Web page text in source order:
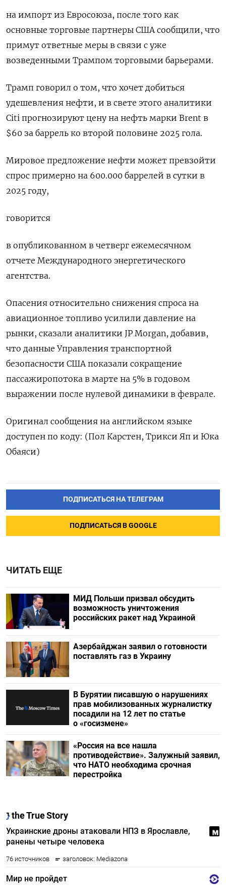
на импорт из Евросоюза, после того как
основные торговые партнеры США сообщили, что
примут ответные меры в связи с уже
возведенными Трампом торговыми барьерами.
Трамп говорил о том, что хочет добиться
удешевления нефти, и в свете этого аналитики
Citi прогнозируют цену на нефть марки Brent в
$60 за баррель ко второй половине 2025 гола.
Мировое предложение нефти может превзойти
спрос примерно на 600.000 баррелей в сутки в
2025 году,
говорится
в опубликованном в четверг ежемесячном
отчете Международного энергетического
агентства.
Опасения относительно снижения спроса на
авиационное топливо усилили давление на
рынки, сказали аналитики JP Morgan, добавив,
что данные Управления транспортной
безопасности США показали сокращение
пассажиропотока в марте на 5% в годовом
выражении после нулевой динамики в феврале.
Оригинал сообщения на английском языке
доступен по коду: (Пол Карстен, Трикси Яп и Юка
Обаяси)
ПОДПИСАТЬСЯ НА ТЕЛЕГРАМ
ПОДПИСАТЬСЯ В GOOGLE
ЧИТАТЬ ЕЩЕ
МИД Польши призвал обсудить
возможность уничтожения
российских ракет над Украиной
Азербайджан заявил о готовности
поставлять газ в Украину
В Бурятии писавшую о нарушениях
прав мобилизованных журналистку
посадили на 12 лет по статье
о «госизмене»
«Россия на все нашла
противодействие». Залужный заявил,
что НАТО необходима срочная
перестройка